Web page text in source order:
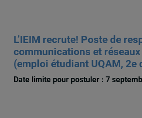
L’IEIM recrute! Poste de
communications et
(emploi étudiant UQAM, 2e
Date limite pour postuler : 7